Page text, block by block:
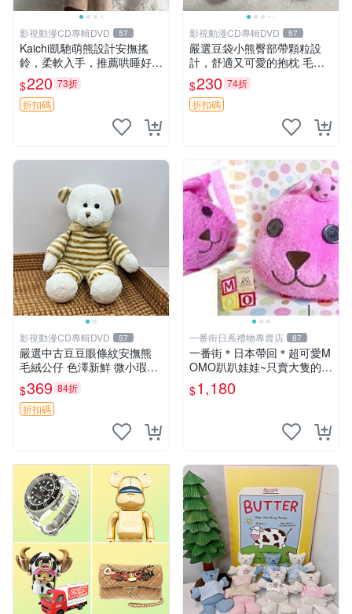
影視動漫CD專輯DVD 57
Kaichi凱馳萌熊設計安撫搖
鈴，柔軟入手，推薦哄睡好選
擇 熊公仔 安撫玩具 喂食環
$220 73折
折扣碼
影視動漫CD專輯DVD 57
嚴選豆袋小熊臀部帶顆粒設
計，舒適又可愛的抱枕 毛絨
抱枕、臀部按摩、坐墊
$230 74折
折扣碼
影視動漫CD專輯DVD 57
嚴選中古豆豆眼條紋安撫熊
毛絨公仔 色澤新鮮 微小瑕疵
可收藏 中古 安撫熊 條紋公仔
$369 84折
折扣碼
一番街日系禮物專賣店 87
一番街＊日本帶回＊超可愛M
OMO趴趴娃娃~只賣大隻的1
號~單隻價～生日禮物
$1,180